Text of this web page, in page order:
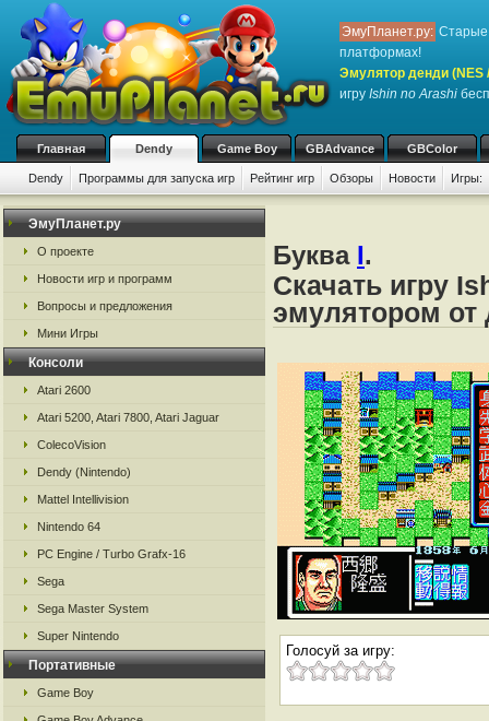
ЭмуПланет.ру: Старые
платформах!
Эмулятор денди (NES
игру Ishin no Arashi
Главная Dendy Game Boy GBAdvance GBColor
Dendy Программы для запуска игр Рейтинг игр Обзоры Новости Игры:
ЭмуПланет.ру
О проекте
Новости игр и программ
Вопросы и предложения
Мини Игры
Консоли
Atari 2600
Atari 5200, Atari 7800, Atari Jaguar
ColecoVision
Dendy (Nintendo)
Mattel Intellivision
Nintendo 64
PC Engine / Turbo Grafx-16
Sega
Sega Master System
Super Nintendo
Портативные
Game Boy
Буква I.
Скачать игру
эмулятором от
Голосуй за игру: